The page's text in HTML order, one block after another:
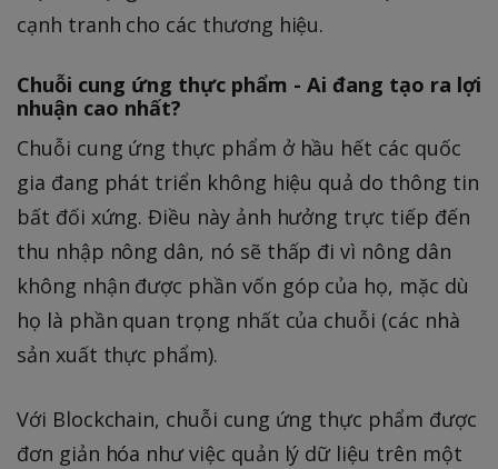
cạnh tranh cho các thương hiệu.
Chuỗi cung ứng thực phẩm - Ai đang tạo ra lợi
nhuận cao nhất?
Chuỗi cung ứng thực phẩm ở hầu hết các quốc
gia đang phát triển không hiệu quả do thông tin
bất đối xứng. Điều này ảnh hưởng trực tiếp đến
thu nhập nông dân, nó sẽ thấp đi vì nông dân
không nhận được phần vốn góp của họ, mặc dù
họ là phần quan trọng nhất của chuỗi (các nhà
sản xuất thực phẩm).
Với Blockchain, chuỗi cung ứng thực phẩm được
đơn giản hóa như việc quản lý dữ liệu trên một